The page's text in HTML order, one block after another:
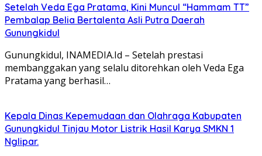
Setelah Veda Ega Pratama, Kini Muncul “Hammam TT”
Pembalap Belia Bertalenta Asli Putra Daerah
Gunungkidul
Gunungkidul, INAMEDIA.Id – Setelah prestasi
membanggakan yang selalu ditorehkan oleh Veda Ega
Pratama yang berhasil…
Kepala Dinas Kepemudaan dan Olahraga Kabupaten
Gunungkidul Tinjau Motor Listrik Hasil Karya SMKN 1
Nglipar.